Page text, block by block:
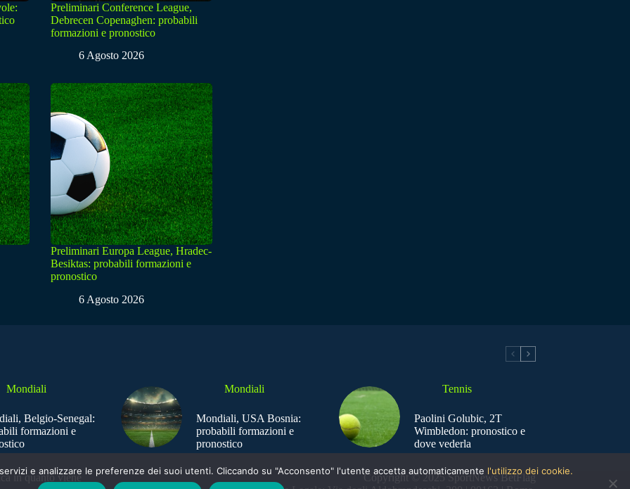
Preliminari Conference League,
Debrecen Copenaghen: probabili
formazioni e pronostico
6 Agosto 2026
Preliminari Europa League, Hradec-
Besiktas: probabili formazioni e
pronostico
6 Agosto 2026
Mondiali
Belgio-Senegal:
formazioni e
Mondiali
Mondiali, USA Bosnia:
probabili formazioni e
pronostico
Tennis
Paolini Golubic, 2T
Wimbledon: pronostico e
dove vederla
in quanto viene
Copyright © 2025 SportNews BetFlag
e analizzare le preferenze dei suoi utenti. Cliccando su "Acconsento" l'utente accetta automaticamente l'utilizzo dei cookie.